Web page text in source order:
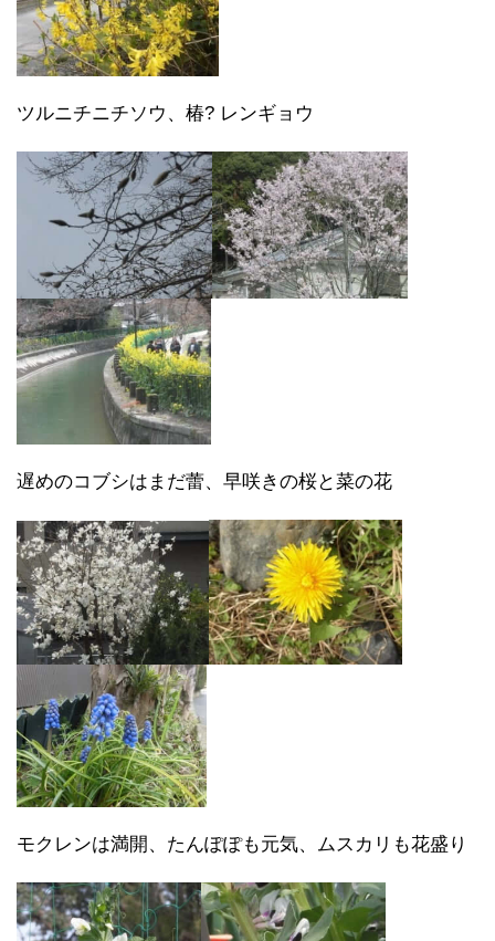
ツルニチニチソウ、椿? レンギョウ
遅めのコブシはまだ蕾、早咲きの桜と菜の花
モクレンは満開、たんぽぽも元気、ムスカリも花盛り